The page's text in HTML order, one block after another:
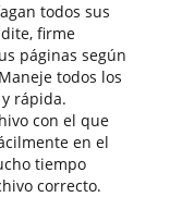
todos sus
firme
páginas según
todos los
rápida.
con el que
en el
tiempo
correcto.